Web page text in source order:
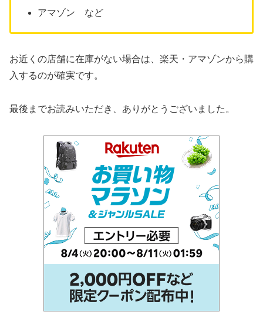
アマゾン など
お近くの店舗に在庫がない場合は、楽天・アマゾンから購
入するのが確実です。
最後までお読みいただき、ありがとうございました。